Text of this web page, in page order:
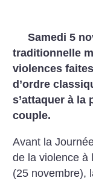
Samedi 5
traditionnelle
violences
d’ordre
s’attaquer à la
couple.
Avant la
de la violence à
(25 novembre),